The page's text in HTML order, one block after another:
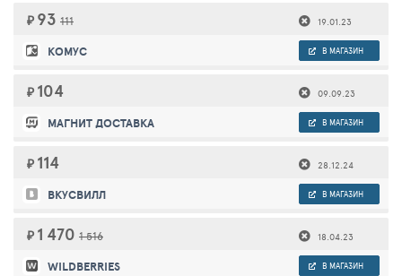
₽ 93 111 19.01.23
КОМУС В МАГАЗИН
₽ 104 09.09.23
МАГНИТ ДОСТАВКА В МАГАЗИН
₽ 114 28.12.24
ВКУСВИЛЛ В МАГАЗИН
₽ 1 470 1 516 18.04.23
WILDBERRIES В МАГАЗИН